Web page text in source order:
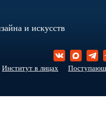
и искусств
Институт в лицах